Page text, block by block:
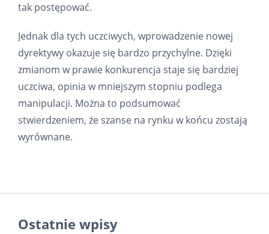
tak postępować.
Jednak dla tych uczciwych, wprowadzenie nowej
dyrektywy okazuje się bardzo przychylne. Dzięki
zmianom w prawie konkurencja staje się bardziej
uczciwa, opinia w mniejszym stopniu podlega
manipulacji. Można to podsumować
stwierdzeniem, że szanse na rynku w końcu zostają
wyrównane.
Ostatnie wpisy